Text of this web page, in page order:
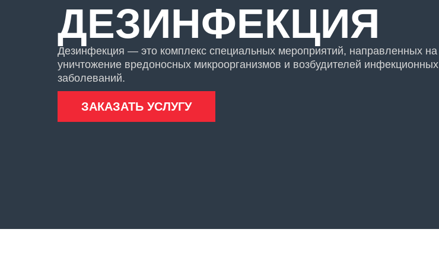
ДЕЗИНФЕКЦИЯ
Дезинфекция — это комплекс специальных мероприятий, направленных на
уничтожение вредоносных микроорганизмов и возбудителей инфекционных
заболеваний.
ЗАКАЗАТЬ УСЛУГУ